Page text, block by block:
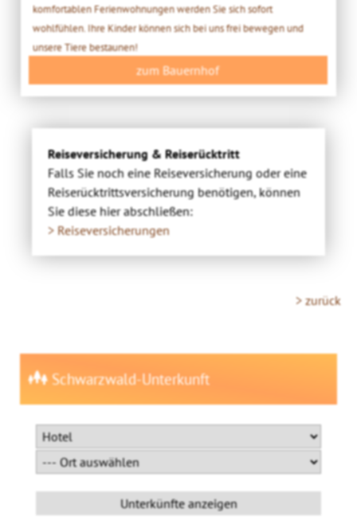
komfortablen Ferienwohnungen werden Sie sich sofort
wohlfühlen. Ihre Kinder können sich bei uns frei bewegen und
unsere Tiere bestaunen!
zum Bauernhof
Reiseversicherung & Reiserücktritt
Falls Sie noch eine Reiseversicherung oder eine
Reiserücktrittsversicherung benötigen, können
Sie diese hier abschließen:
> Reiseversicherungen
> zurück
Schwarzwald-Unterkunft